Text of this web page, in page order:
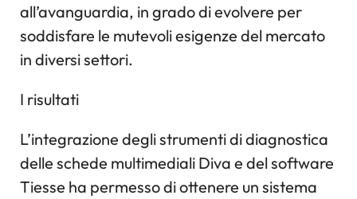
all’avanguardia, in grado di evolvere per
soddisfare le mutevoli esigenze del mercato
in diversi settori.
I risultati
L’integrazione degli strumenti di diagnostica
delle schede multimediali Diva e del software
Tiesse ha permesso di ottenere un sistema